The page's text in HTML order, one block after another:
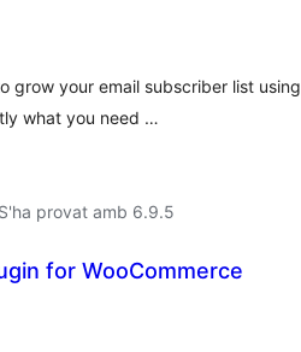
grow your email subscriber list using
what you need …
S'ha provat amb 6.9.5
for WooCommerce